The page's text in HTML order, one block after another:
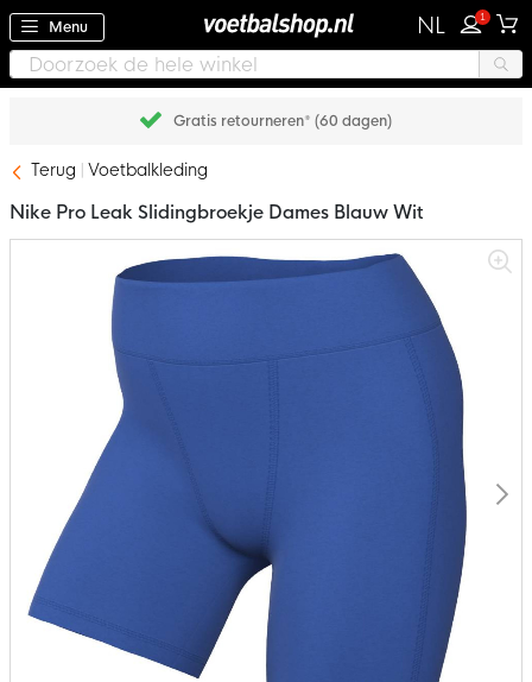
Menu NL 1
Achteraf betalen met Klarna
Terug Voetbalkleding
Nike Pro Leak Slidingbroekje Dames Blauw Wit